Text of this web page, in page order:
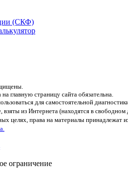
(СКФ)
главную страницу сайта обязательна.
для самостоятельной
из Интернета (находятся в
целях, права на материалы принадлежат